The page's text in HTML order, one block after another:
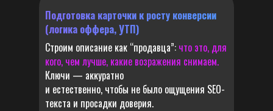
Строим описание как “продавца”: что это, для
кого, чем лучше, какие возражения снимаем.
Ключи — аккуратно
и естественно, чтобы не было ощущения SEO-
текста и просадки доверия.
Подготовка карточки к росту конверсии
(логика оффера, УТП)